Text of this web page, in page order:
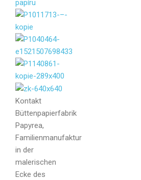
Kontakt
Büttenpapierfabrik
Papyrea,
Familienmanufaktur
in der
malerischen
Ecke des